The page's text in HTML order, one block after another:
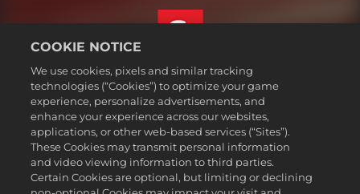
Juridisk
Personvernerklæring
Retningslinjer for bruk av informasjonskapsler
Hjelp
Ikke selg eller del mine personlige opplysningere
Norsk
COOKIE NOTICE
We use cookies, pixels and similar tracking
technologies (“Cookies”) to optimize your game
experience, personalize advertisements, and
enhance your experience across our websites,
applications, or other web-based services (“Sites”).
These Cookies may transmit personal information
and video viewing information to third parties.
Certain Cookies are optional, but limiting or declining